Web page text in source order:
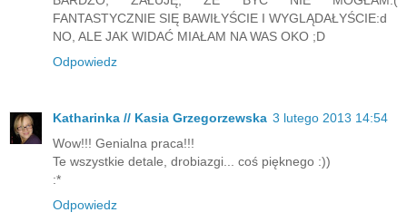
FANTASTYCZNIE SIĘ BAWIŁYŚCIE I WYGLĄDAŁYŚCIE:d
NO, ALE JAK WIDAĆ MIAŁAM NA WAS OKO ;D
Odpowiedz
Katharinka // Kasia Grzegorzewska 3 lutego 2013 14:54
Wow!!! Genialna praca!!!
Te wszystkie detale, drobiazgi... coś pięknego :))
:*
Odpowiedz